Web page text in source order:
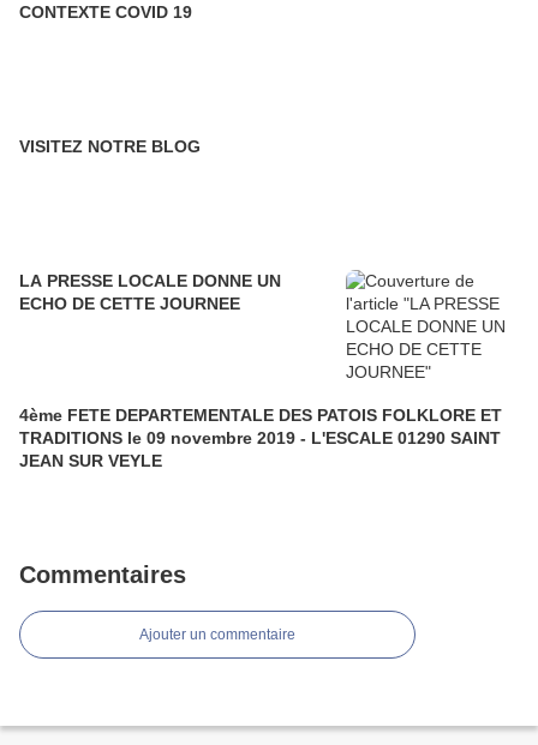
CONTEXTE COVID 19
VISITEZ NOTRE BLOG
LA PRESSE LOCALE DONNE UN
ECHO DE CETTE JOURNEE
4ème FETE DEPARTEMENTALE DES PATOIS FOLKLORE ET
TRADITIONS le 09 novembre 2019 - L'ESCALE 01290 SAINT
JEAN SUR VEYLE
Commentaires
Ajouter un commentaire